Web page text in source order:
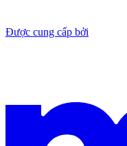
Được cung cấp bởi